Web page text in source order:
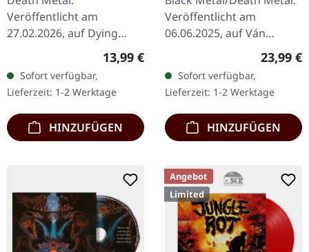
Veröffentlicht am
27.02.2026, auf Dying
Victims Productions. CD
im Standard-Jewelcase
mit Obi-Streifen und
Sticker. Aus den
verwesenden…
Regulärer Preis:
13,99 €
Sofort verfügbar,
Lieferzeit: 1-2 Werktage
HINZUFÜGEN
Veröffentlicht am
06.06.2025, auf Ván
Records. Goldenes Vinyl,
12-seitiges Booklet im LP-
Format. Sumerian Tombs'
"Age Of…
23,99 €
Sofort verfügbar,
Lieferzeit: 1-2 Werktage
HINZUFÜGEN
Angebot
Limited